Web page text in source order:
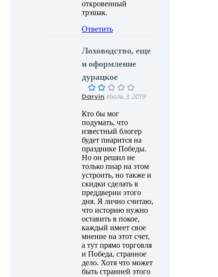
откровенный
трэшак.
Ответить
Лоховодство, еще
и оформление
дурацкое
Darvin Июль 3, 2019
Кто бы мог
подумать, что
известный блогер
будет пиарится на
празднике Победы.
Но он решил не
только пиар на этом
устроить, но также и
скидки сделать в
преддверии этого
дня. Я лично считаю,
что историю нужно
оставить в покое,
каждый имеет свое
мнение на этот счет,
а тут прямо торговля
и Победа, странное
дело. Хотя что может
быть странней этого